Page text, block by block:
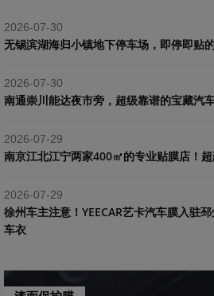
2026-07-30
无锡滨湖海归小镇地下停车场，即停即贴
2026-07-30
南通崇川能达夜市旁，超级靠谱的宝藏汽
2026-07-29
南京江北江宁两家400㎡的专业贴膜店！超
2026-07-29
徐州车主注意！YEECAR艺卡汽车膜入驻
车衣